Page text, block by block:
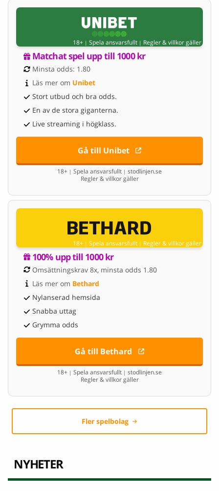
18+ | Spela ansvarsfullt | Regler & villkor gäller
Matchat spel upp till 1000 kr
Minsta odds: 1.80
Läs mer om Unibet
Stort utbud och bra odds.
En av de stora giganterna.
Live streaming i högklass.
Gå till Unibet
18+ | Spela ansvarsfullt | stodlinjen.se
Regler & villkor gäller
18+ | Spela ansvarsfullt | Regler & villkor gäller
100% upp till 1000 kr
Omsättningskrav 8x, minsta odds 1.80
Läs mer om Bethard
Nylanserad hemsida
Snabba uttag
Grymma odds
Gå till Bethard
18+ | Spela ansvarsfullt | stodlinjen.se
Regler & villkor gäller
Fler spelbolag
NYHETER